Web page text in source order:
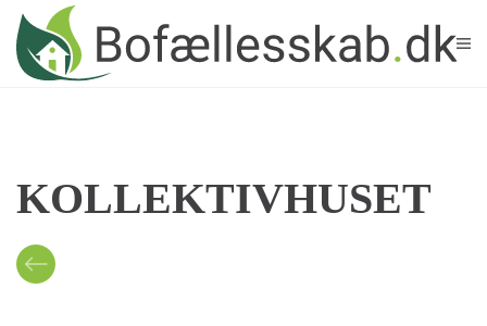
Skip to main content
KOLLEKTIVHUSET